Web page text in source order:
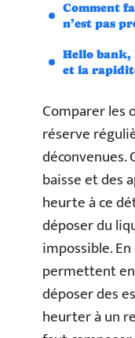
Comment
n’est pas
Hello bank,
et la
Comparer les
réserve
déconvenues.
baisse et des
heurte à ce
déposer du
impossible.
permettent
déposer des
heurter à un